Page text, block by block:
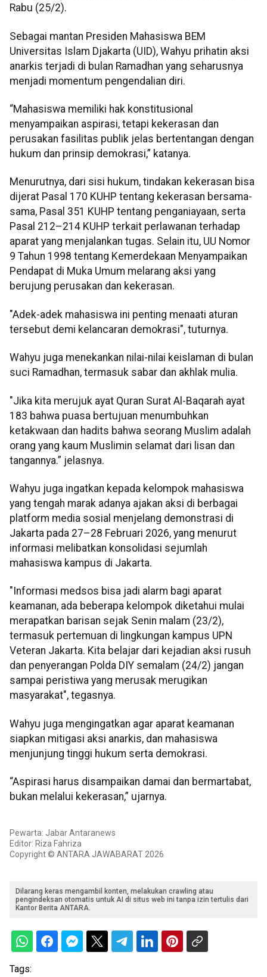
Rabu (25/2).
Sebagai mantan Presiden Mahasiswa BEM
Universitas Islam Djakarta (UID), Wahyu prihatin aksi
anarkis terjadi di bulan Ramadhan yang seharusnya
menjadi momentum pengendalian diri.
“Mahasiswa memiliki hak konstitusional
menyampaikan aspirasi, tetapi kekerasan dan
perusakan fasilitas publik jelas bertentangan dengan
hukum dan prinsip demokrasi,” katanya.
Menurutnya, dari sisi hukum, tindakan kekerasan bisa
dijerat Pasal 170 KUHP tentang kekerasan bersama-
sama, Pasal 351 KUHP tentang penganiayaan, serta
Pasal 212–214 KUHP terkait perlawanan terhadap
aparat yang menjalankan tugas. Selain itu, UU Nomor
9 Tahun 1998 tentang Kemerdekaan Menyampaikan
Pendapat di Muka Umum melarang aksi yang
berujung perusakan dan kekerasan.
"Adek-adek mahasiswa ini penting menaati aturan
tersebut demi kelancaran demokrasi", tuturnya.
Wahyu juga menekankan nilai-nilai keislaman di bulan
suci Ramadhan, termasuk sabar dan akhlak mulia.
"Jika kita merujuk ayat Quran Surat Al-Baqarah ayat
183 bahwa puasa bertujuan menumbuhkan
ketakwaan dan hadits bahwa seorang Muslim adalah
orang yang kaum Muslimin selamat dari lisan dan
tangannya.” jelasnya.
Wahyu juga ingatkan kepada kelompok mahasiswa
yang tengah marak adanya ajakan aksi di berbagai
platform media sosial menjelang demonstrasi di
Jakarta pada 27–28 Februari 2026, yang menurut
informasi melibatkan konsolidasi sejumlah
mahasiswa kampus di Jakarta.
"Informasi medsos bisa jadi alarm bagi aparat
keamanan, ada beberapa kelompok diketahui mulai
merapatkan barisan sejak Senin malam (23/2),
termasuk pertemuan di lingkungan kampus UPN
Veteran Jakarta. Kita belajar dari kejadian aksi rusuh
dan penyerangan Polda DIY semalam (24/2) jangan
sampai peristiwa yang merusak merugikan
masyarakat", tegasnya.
Wahyu juga mengingatkan agar aparat keamanan
siapkan mitigasi aksi anarkis, dan mahasiswa
menjunjung tinggi hukum serta demokrasi.
“Aspirasi harus disampaikan damai dan bermartabat,
bukan melalui kekerasan,” ujarnya.
Pewarta: Jabar Antaranews
Editor: Riza Fahriza
Copyright © ANTARA JAWABARAT 2026
Dilarang keras mengambil konten, melakukan crawling atau
pengindeksan otomatis untuk AI di situs web ini tanpa izin tertulis dari
Kantor Berita ANTARA.
Tags: